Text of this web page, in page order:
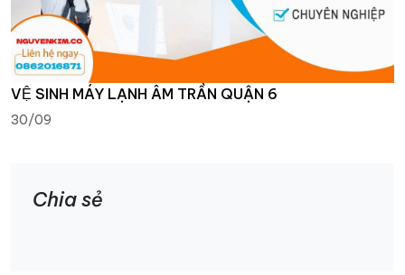
VỆ SINH MÁY LẠNH ÂM TRẦN QUẬN 6
30/09
Chia sẻ